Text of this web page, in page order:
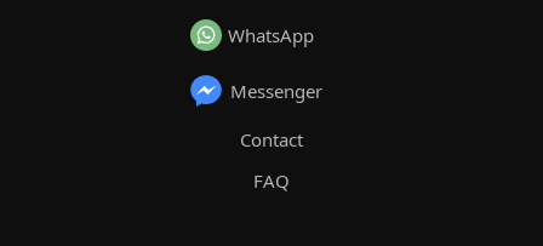
WhatsApp
Messenger
Contact
FAQ